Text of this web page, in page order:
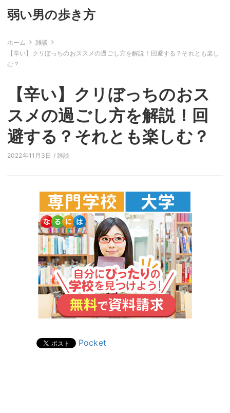
弱い男の歩き方
ホーム
雑談
【辛い】クリぼっちのおススメの過ごし方を解説！回避する？それとも楽し
む？
【辛い】クリぼっちのおス
スメの過ごし方を解説！回
避する？それとも楽しむ？
2022年11月3日 /雑談
Pocket